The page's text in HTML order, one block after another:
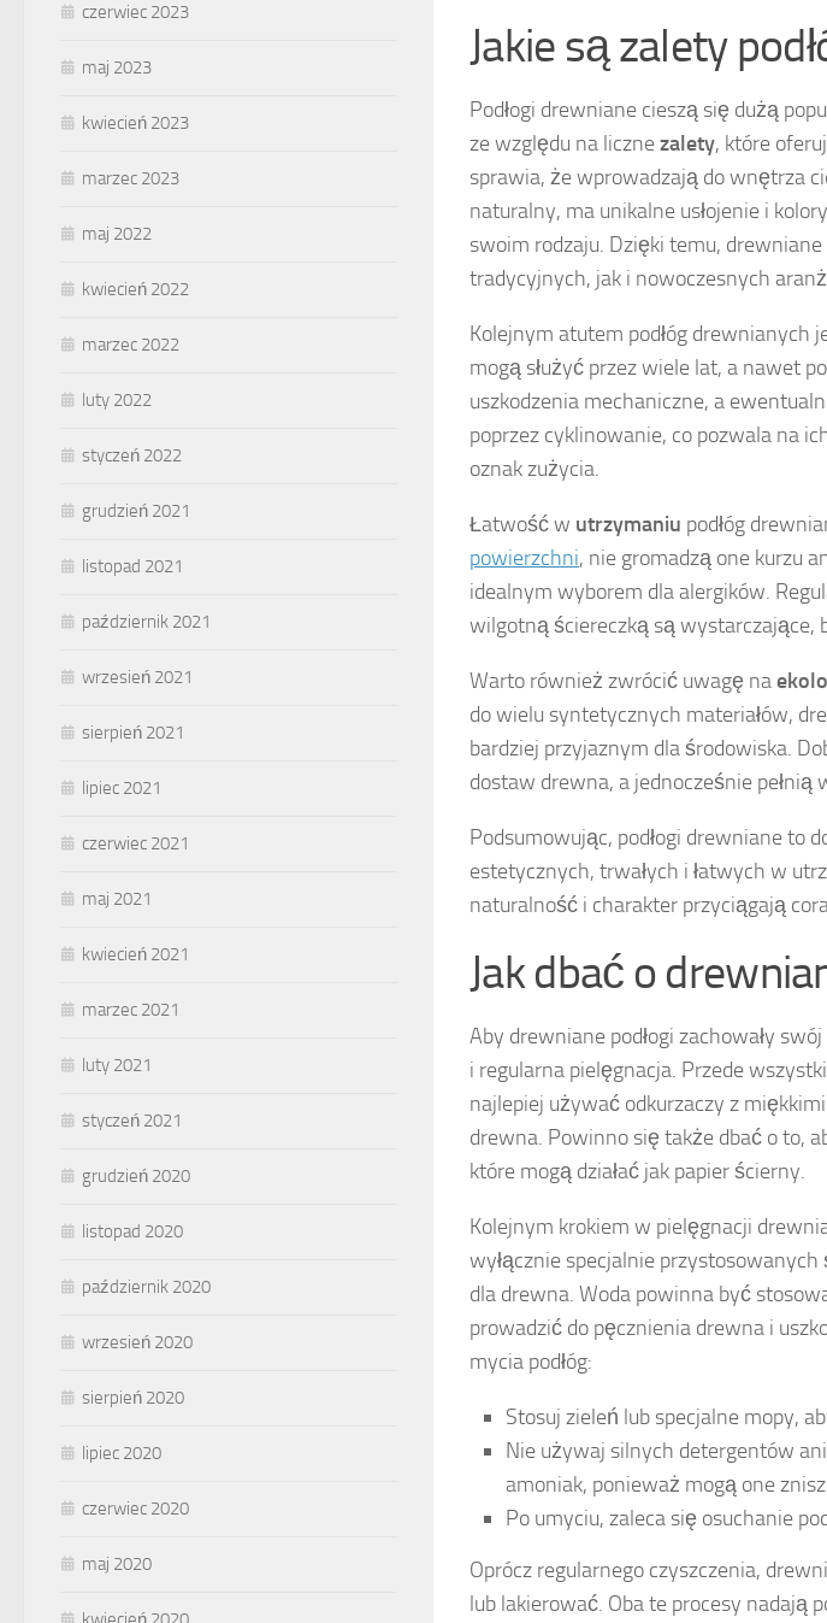
Jakie są zalety
Podłogi drewniane cieszą się dużą
ze względu na licznezalety, które
sprawia, że wprowadzają do wnętrza
naturalny, ma unikalne usłojenie i
swoim rodzaju. Dzięki temu,
tradycyjnych, jak i nowoczesnych
Kolejnym atutem podłóg drewnianych
mogą służyć przez wiele lat, a nawet
uszkodzenia mechaniczne, a
poprzez cyklinowanie, co pozwala na
oznak zużycia.
Łatwość w utrzymaniu podłóg
powierzchni, nie gromadzą one kurzu
idealnym wyborem dla alergików.
wilgotną ściereczką są wystarczające,
Warto również zwrócić uwagę na
do wielu syntetycznych materiałów,
bardziej przyjaznym dla środowiska.
dostaw drewna, a jednocześnie
Podsumowując, podłogi drewniane to
estetycznych, trwałych i łatwych w
naturalność i charakter przyciągają
Jak dbać o
Aby drewniane podłogi zachowały
i regularna pielęgnacja. Przede
najlepiej używać odkurzaczy z
drewna. Powinno się także dbać o to,
które mogą działać jak papier ścierny.
Kolejnym krokiem w pielęgnacji
wyłącznie specjalnie
dla drewna. Woda powinna być
prowadzić do pęcznienia drewna i
mycia podłóg:
Stosuj zieleń lub specjalne mopy,
Nie używaj silnych detergentów
amoniak, ponieważ mogą one
Po umyciu, zaleca się osuchanie
Oprócz regularnego czyszczenia,
lub lakierować. Oba te procesy nadają
czerwiec 2023
maj 2023
kwiecień 2023
marzec 2023
maj 2022
kwiecień 2022
marzec 2022
luty 2022
styczeń 2022
grudzień 2021
listopad 2021
październik 2021
wrzesień 2021
sierpień 2021
lipiec 2021
czerwiec 2021
maj 2021
kwiecień 2021
marzec 2021
luty 2021
styczeń 2021
grudzień 2020
listopad 2020
październik 2020
wrzesień 2020
sierpień 2020
lipiec 2020
czerwiec 2020
maj 2020